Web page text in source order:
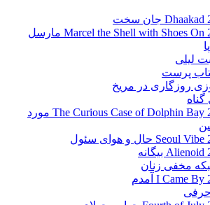
دانلود فیلم Marcel the Shell with Shoes On 2021 مارسل
لیلی
پرست
روزگاری در مریخ
گناه
دانلود فیلم The Curious Case of Dolphin Bay 2022 مورد
مخفی زنان
حرفی